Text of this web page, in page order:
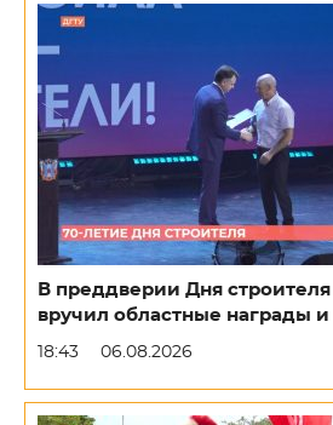
В преддверии Дня строителя
вручил областные награды
18:43 06.08.2026